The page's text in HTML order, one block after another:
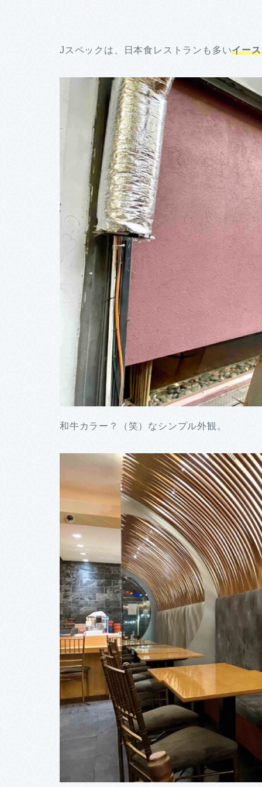
Jスペックは、日本食レストランも多いイー
和牛カラー？（笑）なシンプル外観。